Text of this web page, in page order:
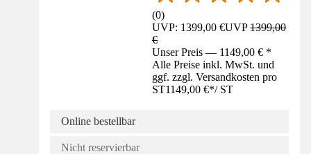
(0)
UVP: 1399,00 €UVP1399,00
€
Unser Preis — 1149,00 € *
Alle Preise inkl. MwSt. und
ggf. zzgl. Versandkosten pro
ST1149,00 €*/ ST
Online bestellbar
Nicht reservierbar